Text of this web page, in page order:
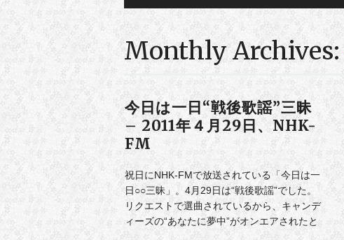
Monthly Archives:
今日は一日“戦後歌謡”三昧
– 2011年４月29日、NHK-
FM
祝日にNHK-FMで放送されている「今日は一
日○○三昧」。4月29日は“戦後歌謡”でした。
リクエストで選曲されているから、キャンデ
ィーズの“あなたに夢中”がオンエアされたと